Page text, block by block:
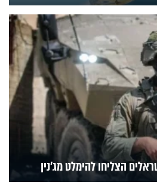
הצליחו להימלט מג'נין